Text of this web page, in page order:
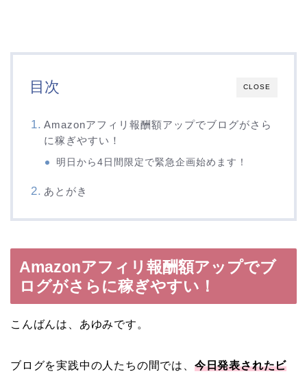
CLOSE
目次
Amazonアフィリ報酬額アップでブログがさら
に稼ぎやすい！
明日から4日間限定で緊急企画始めます！
あとがき
Amazonアフィリ報酬額アップでブ
ログがさらに稼ぎやすい！
こんばんは、あゆみです。
ブログを実践中の人たちの間では、 今日発表されたビ